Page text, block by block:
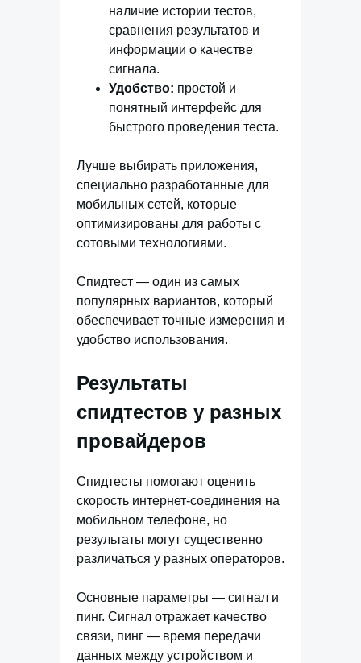
наличие истории тестов,
сравнения результатов и
информации о качестве
сигнала.
Удобство: простой и
понятный интерфейс для
быстрого проведения теста.
Лучше выбирать приложения,
специально разработанные для
мобильных сетей, которые
оптимизированы для работы с
сотовыми технологиями.
Спидтест — один из самых
популярных вариантов, который
обеспечивает точные измерения и
удобство использования.
Результаты
спидтестов у разных
провайдеров
Спидтесты помогают оценить
скорость интернет-соединения на
мобильном телефоне, но
результаты могут существенно
различаться у разных операторов.
Основные параметры — сигнал и
пинг. Сигнал отражает качество
связи, пинг — время передачи
данных между устройством и